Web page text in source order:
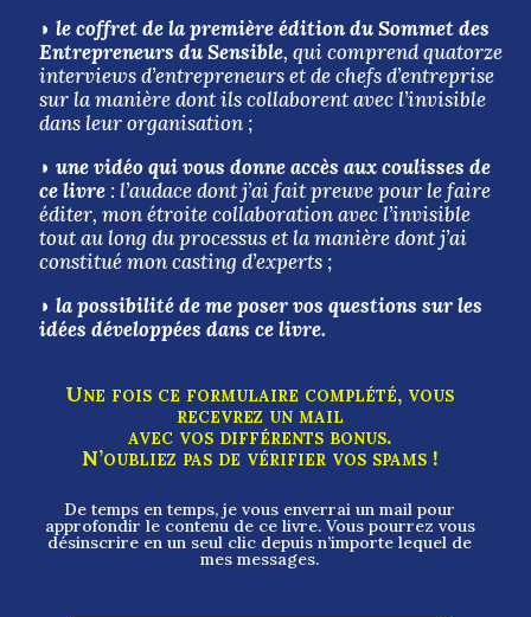
◗ le coffret de la première édition du Sommet des
Entrepreneurs du Sensible, qui comprend quatorze
interviews d’entrepreneurs et de chefs d’entreprise
sur la manière dont ils collaborent avec l’invisible
dans leur organisation ;
◗ une vidéo qui vous donne accès aux coulisses de
ce livre: l’audace dont j’ai fait preuve pour le faire
éditer, mon étroite collaboration avec l’invisible
tout au long du processus et la manière dont j’ai
constitué mon casting d’experts ;
◗ la possibilité de me poser vos questions sur les
idées développées dans ce livre.
Une fois ce formulaire complété, vous
recevrez un mail
avec vos différents bonus.
N’oubliez pas de vérifier vos spams !
De temps en temps, je vous enverrai un mail pour
approfondir le contenu de ce livre. Vous pourrez vous
désinscrire en un seul clic depuis n’importe lequel de
mes messages.